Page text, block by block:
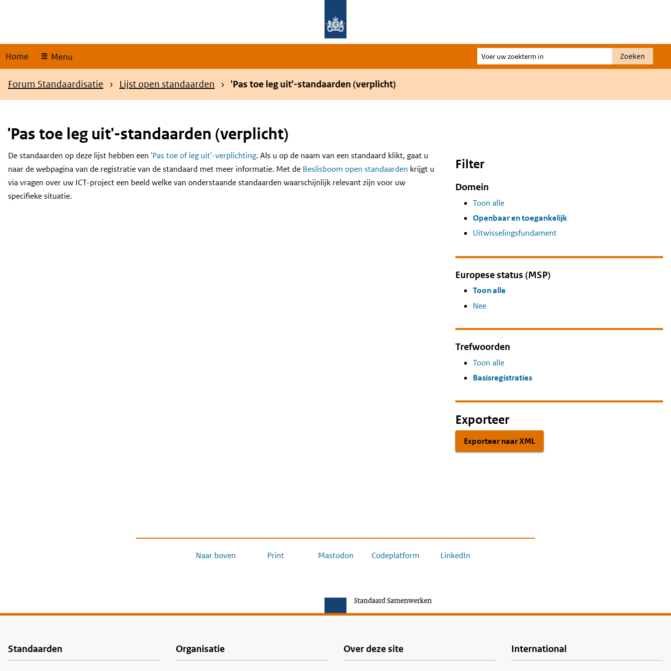
Home Menu
Voer
uw
Zoeken
Kruimelpad
Forum Standaardisatie Lijst open standaarden 'Pas toe leg uit'-standaarden (verplicht)
'Pas toe leg uit'-standaarden (verplicht)
Content
De standaarden op deze lijst hebben een 'Pas toe of leg uit'-verplichting. Als u op de naam van een standaard klikt, gaat u
naar de webpagina van de registratie van de standaard met meer informatie. Met de Beslisboom open standaarden krijgt u
via vragen over uw ICT-project een beeld welke van onderstaande standaarden waarschijnlijk relevant zijn voor uw
specifieke situatie.
Filter
Domein
Toon alle
Openbaar en toegankelijk
Uitwisselingsfundament
Europese status (MSP)
Toon alle
Nee
Trefwoorden
Toon alle
Basisregistraties
Exporteer
Exporteer naar XML
Naar boven Print Mastodon Codeplatform LinkedIn
Standaard Samenwerken
Voet
Standaarden Organisatie Over deze site International